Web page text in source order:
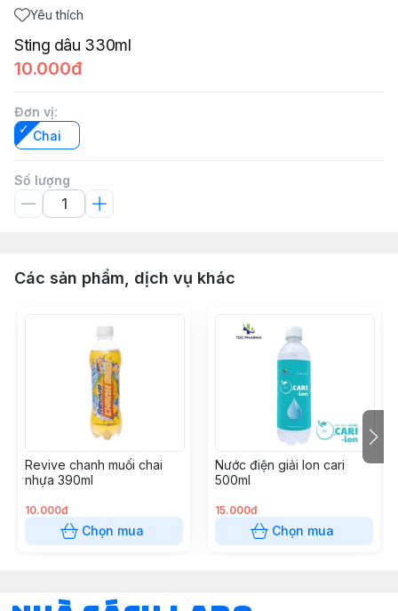
Yêu thích
Sting dâu 330ml
10.000đ
Đơn vị:
Chai
Số lượng
Các sản phẩm, dịch vụ khác
Revive chanh muối chai
nhựa 390ml
10.000đ
Chọn mua
Nước điện giải Ion cari
500ml
15.000đ
Chọn mua